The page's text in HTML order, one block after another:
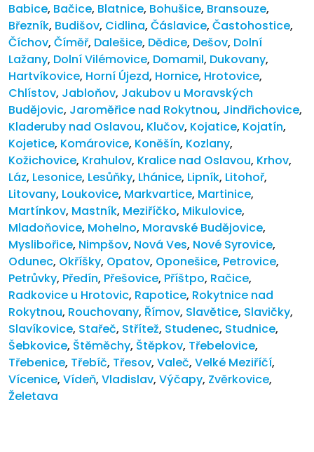
Babice, Bačice, Blatnice, Bohušice, Bransouze,
Březník, Budišov, Cidlina, Čáslavice, Častohostice,
Číchov, Číměř, Dalešice, Dědice, Dešov, Dolní
Lažany, Dolní Vilémovice, Domamil, Dukovany,
Hartvíkovice, Horní Újezd, Hornice, Hrotovice,
Chlístov, Jabloňov, Jakubov u Moravských
Budějovic, Jaroměřice nad Rokytnou, Jindřichovice,
Kladeruby nad Oslavou, Klučov, Kojatice, Kojatín,
Kojetice, Komárovice, Koněšín, Kozlany,
Kožichovice, Krahulov, Kralice nad Oslavou, Krhov,
Láz, Lesonice, Lesůňky, Lhánice, Lipník, Litohoř,
Litovany, Loukovice, Markvartice, Martinice,
Martínkov, Mastník, Meziříčko, Mikulovice,
Mladoňovice, Mohelno, Moravské Budějovice,
Myslibořice, Nimpšov, Nová Ves, Nové Syrovice,
Odunec, Okříšky, Opatov, Oponešice, Petrovice,
Petrůvky, Předín, Přešovice, Příštpo, Račice,
Radkovice u Hrotovic, Rapotice, Rokytnice nad
Rokytnou, Rouchovany, Římov, Slavětice, Slavičky,
Slavíkovice, Stařeč, Střítež, Studenec, Studnice,
Šebkovice, Štěměchy, Štěpkov, Třebelovice,
Třebenice, Třebíč, Třesov, Valeč, Velké Meziříčí,
Vícenice, Vídeň, Vladislav, Výčapy, Zvěrkovice,
Želetava